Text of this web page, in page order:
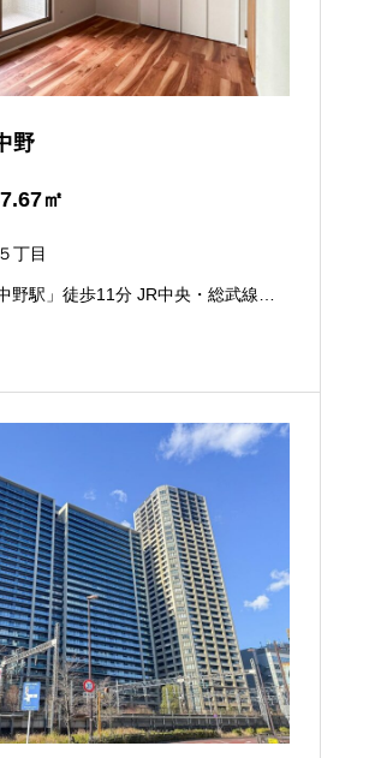
野
㎡
丁目
野駅」徒歩11分 JR中央・総武線